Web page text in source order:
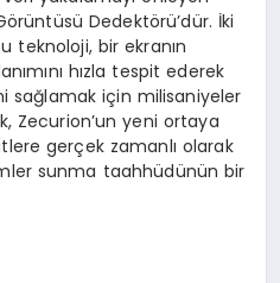
Dedektörü’dür. İki
teknoloji, bir ekranın
hızla tespit ederek
sağlamak için milisaniyeler
Zecurion’un yeni ortaya
gerçek zamanlı olarak
sunma taahhüdünün bir